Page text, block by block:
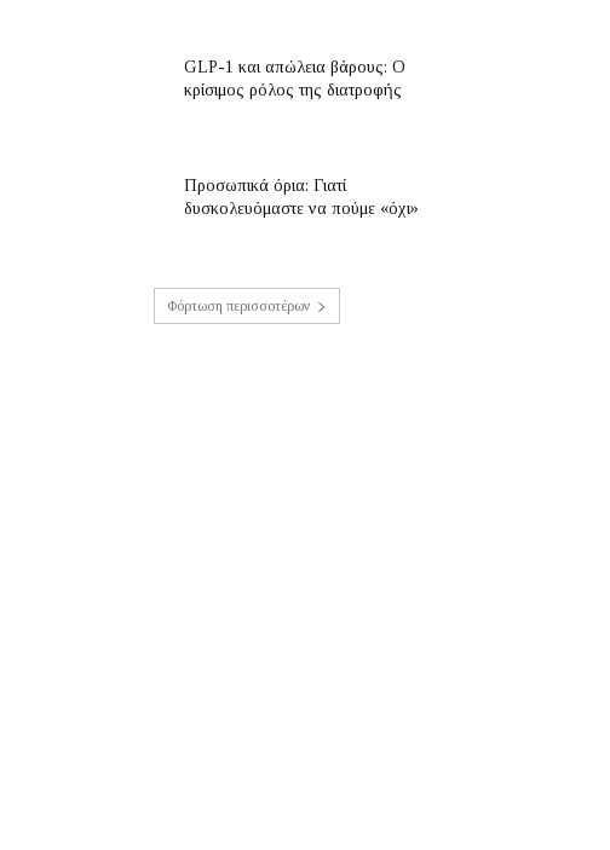
GLP-1 και απώλεια βάρους: Ο
κρίσιμος ρόλος της διατροφής
Προσωπικά όρια: Γιατί
δυσκολευόμαστε να πούμε «όχι»
Φόρτωση περισσοτέρων